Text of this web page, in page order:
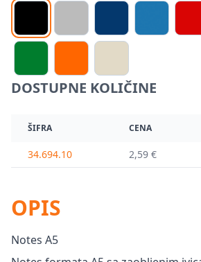
DOSTUPNE KOLIČINE
ŠIFRA CENA
34.694.10 2,59 €
OPIS
Notes A5